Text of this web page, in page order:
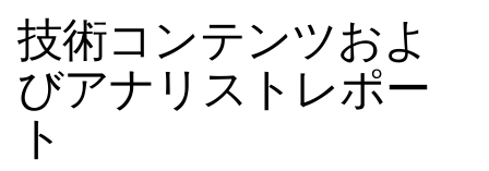
技術コンテンツおよ
びアナリストレポー
ト